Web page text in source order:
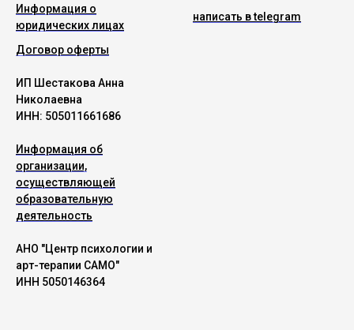
Информация о
юридических лицах
Договор оферты
ИП Шестакова Анна
Николаевна
ИНН: 505011661686
Информация об
организации,
осуществляющей
образовательную
деятельность
АНО "Центр психологии и
арт-терапии САМО"
ИНН 5050146364
написать в telegram